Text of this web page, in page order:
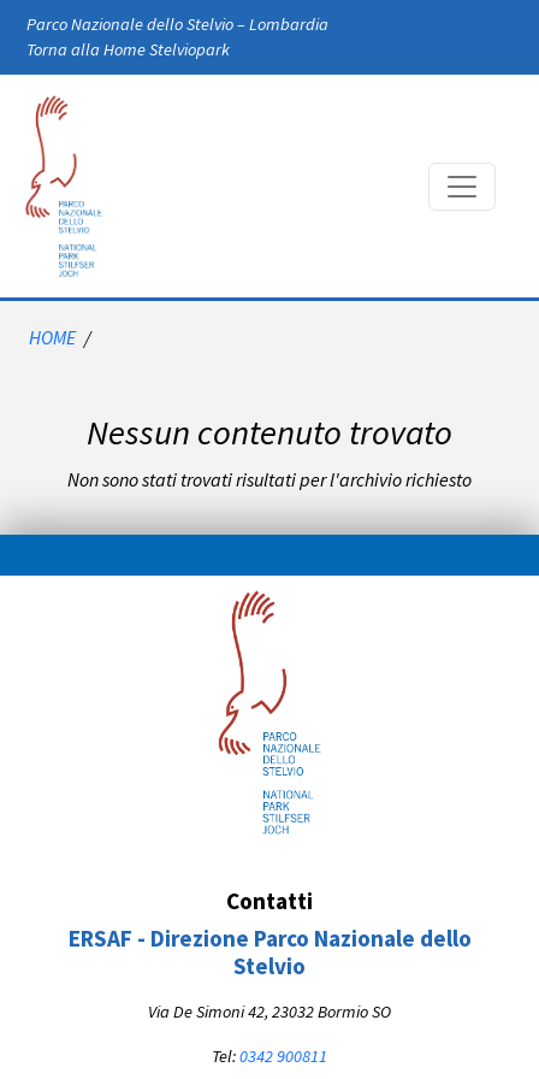
Skip to main content
Parco Nazionale dello Stelvio – Lombardia
Torna alla Home Stelviopark
HOME /
Nessun contenuto trovato
Non sono stati trovati risultati per l'archivio richiesto
Contatti
ERSAF - Direzione Parco Nazionale dello
Stelvio
Via De Simoni 42, 23032 Bormio SO
Tel:0342 900811